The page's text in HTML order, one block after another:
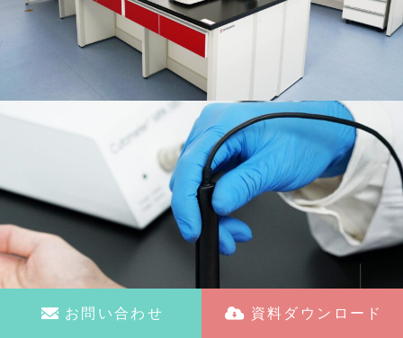
お問い合わせ 資料ダウンロード